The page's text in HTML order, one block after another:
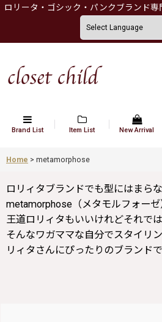
ロリータ・ゴシック・パンクブランド
Brand List Item List New Arrival
Home > metamorphose
ロリィタブランドでも型にはまら
metamorphose（メタモルフォーゼ
王道ロリィタもいいけれどそれで
そんなワガママな自分でスタイリ
リィタさんにぴったりのブランド